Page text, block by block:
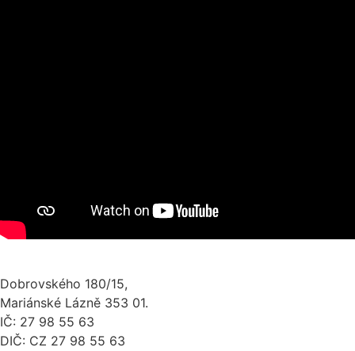
Dobrovského 180/15,
Mariánské Lázně 353 01.
IČ: 27 98 55 63
DIČ: CZ 27 98 55 63